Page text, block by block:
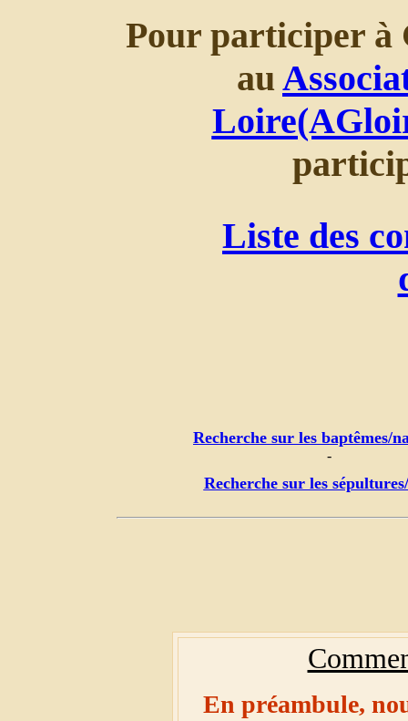
Pour participer à
au
Liste des
Recherche sur les baptêmes/
-
Recherche sur les
En préambule,